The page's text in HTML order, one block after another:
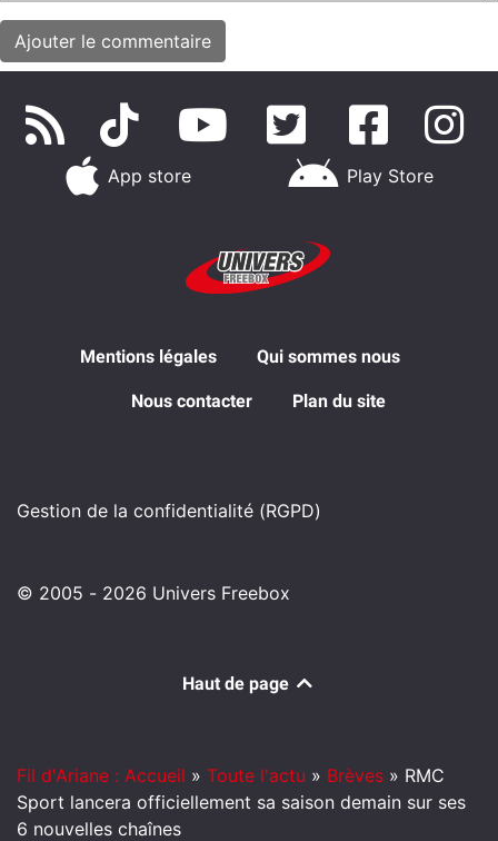
App store Play Store
Mentions légales Qui sommes nous
Nous contacter Plan du site
Gestion de la confidentialité (RGPD)
© 2005 - 2026 Univers Freebox
Haut de page
Fil d'Ariane : Accueil » Toute l'actu » Brèves » RMC
Sport lancera officiellement sa saison demain sur ses
6 nouvelles chaînes